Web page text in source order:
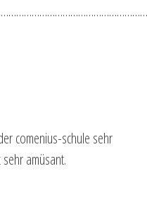
comenius-schule sehr
amüsant.